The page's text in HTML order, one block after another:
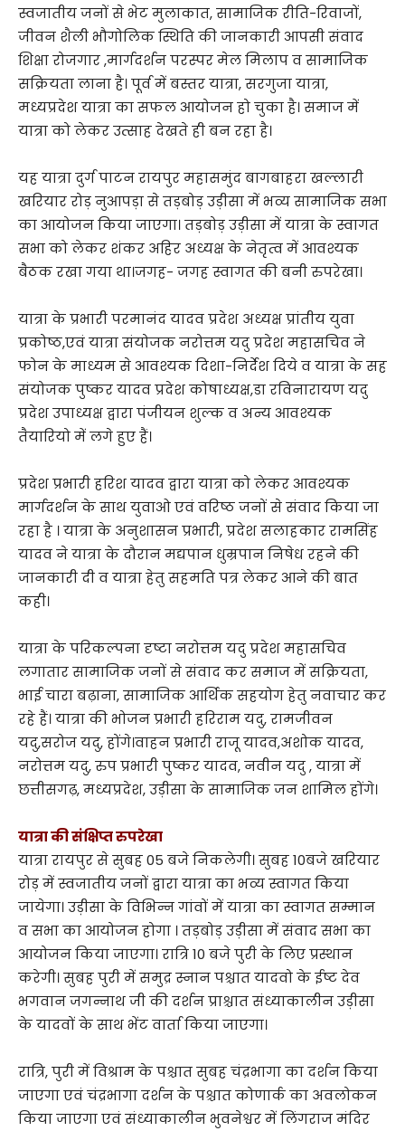
स्वजातीय जनों से भेट मुलाकात, सामाजिक रीति-रिवाजों,
जीवन शैली भौगोलिक स्थिति की जानकारी आपसी संवाद
शिक्षा रोजगार ,मार्गदर्शन परस्पर मेल मिलाप व सामाजिक
सक्रियता लाना है। पूर्व में बस्तर यात्रा, सरगुजा यात्रा,
मध्यप्रदेश यात्रा का सफल आयोजन हो चुका है। समाज में
यात्रा को लेकर उत्साह देखते ही बन रहा है।
यह यात्रा दुर्ग पाटन रायपुर महासमुंद बागबाहरा खल्लारी
खरियार रोड़ नुआपड़ा से तड़बोड़ उड़ीसा में भव्य सामाजिक सभा
का आयोजन किया जाएगा। तड़बोड़ उड़ीसा में यात्रा के स्वागत
सभा को लेकर शंकर अहिर अध्यक्ष के नेतृत्व में आवश्यक
बैठक रखा गया था।जगह- जगह स्वागत की बनी रुपरेखा।
यात्रा के प्रभारी परमानंद यादव प्रदेश अध्यक्ष प्रांतीय युवा
प्रकोष्ठ,एवं यात्रा संयोजक नरोत्तम यदु प्रदेश महासचिव ने
फोन के माध्यम से आवश्यक दिशा-निर्देश दिये व यात्रा के सह
संयोजक पुष्कर यादव प्रदेश कोषाध्यक्ष,डा रविनारायण यदु
प्रदेश उपाध्यक्ष द्वारा पंजीयन शुल्क व अन्य आवश्यक
तैयारियो में लगे हुए हैं।
प्रदेश प्रभारी हरिश यादव द्वारा यात्रा को लेकर आवश्यक
मार्गदर्शन के साथ युवाओ एवं वरिष्ठ जनों से संवाद किया जा
रहा है । यात्रा के अनुशासन प्रभारी, प्रदेश सलाहकार रामसिंह
यादव ने यात्रा के दौरान मद्यपान धुम्रपान निषेध रहने की
जानकारी दी व यात्रा हेतु सहमति पत्र लेकर आने की बात
कही।
यात्रा के परिकल्पना दृष्टा नरोत्तम यदु प्रदेश महासचिव
लगातार सामाजिक जनों से संवाद कर समाज में सक्रियता,
भाई चारा बढ़ाना, सामाजिक आर्थिक सहयोग हेतु नवाचार कर
रहे हैं। यात्रा की भोजन प्रभारी हरिराम यदु, रामजीवन
यदु,सरोज यदु, होंगे।वाहन प्रभारी राजू यादव,अशोक यादव,
नरोत्तम यदु, रुप प्रभारी पुष्कर यादव, नवीन यदु , यात्रा में
छत्तीसगढ़, मध्यप्रदेश, उड़ीसा के सामाजिक जन शामिल होंगे।
यात्रा की संक्षिप्त रुपरेखा
यात्रा रायपुर से सुबह 05 बजे निकलेगी। सुबह 10बजे खरियार
रोड़ में स्वजातीय जनों द्वारा यात्रा का भव्य स्वागत किया
जायेगा। उड़ीसा के विभिन्न गांवों में यात्रा का स्वागत सम्मान
व सभा का आयोजन होगा । तड़बोड़ उड़ीसा में संवाद सभा का
आयोजन किया जाएगा। रात्रि 10 बजे पुरी के लिए प्रस्थान
करेगी। सुबह पुरी में समुद्र स्नान पश्चात यादवो के ईष्ट देव
भगवान जगन्नाथ जी की दर्शन प्राश्चात संध्याकालीन उड़ीसा
के यादवों के साथ भेंट वार्ता किया जाएगा।
रात्रि, पुरी में विश्राम के पश्चात सुबह चंद्रभागा का दर्शन किया
जाएगा एवं चंद्रभागा दर्शन के पश्चात कोणार्क का अवलोकन
किया जाएगा एवं संध्याकालीन भुवनेश्वर में लिंगराज मंदिर